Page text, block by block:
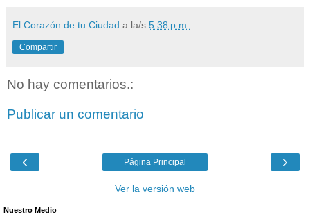
El Corazón de tu Ciudad a la/s 5:38 p.m.
Compartir
No hay comentarios.:
Publicar un comentario
‹ ›
Página Principal
Ver la versión web
Nuestro Medio